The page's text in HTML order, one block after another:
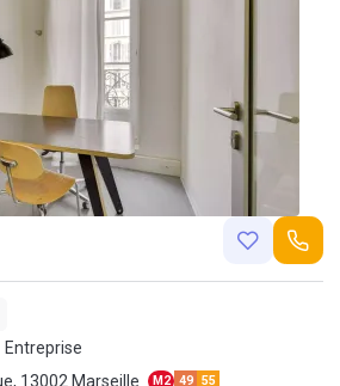
Entreprise
Rue de la République, 13002 Marseille
M2 49 55